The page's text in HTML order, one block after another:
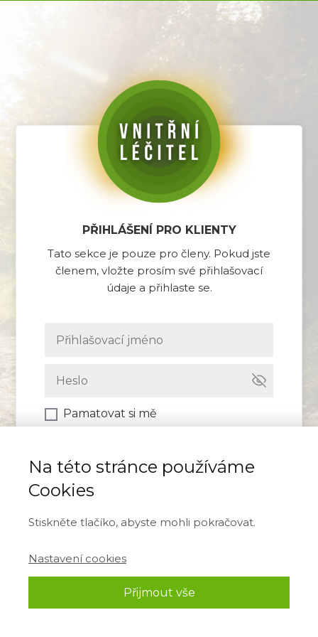
PŘIHLÁŠENÍ PRO KLIENTY
Tato sekce je pouze pro členy. Pokud jste
členem, vložte prosím své přihlašovací
údaje a přihlaste se.
Pamatovat si mě
Na této stránce používáme
Cookies
Stiskněte tlačíko, abyste mohli pokračovat.
Nastavení cookies
Přijmout vše